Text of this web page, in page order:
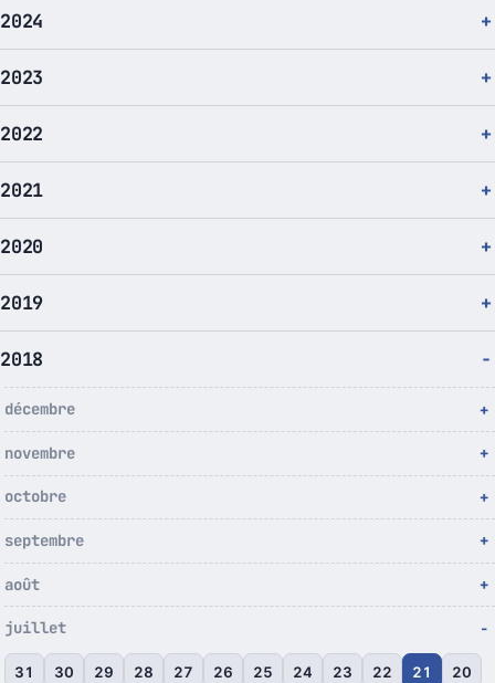
2024
2023
2022
2021
2020
2019
2018
décembre
novembre
octobre
septembre
août
juillet
31 30 29 28 27 26 25 24 23 22 21 20